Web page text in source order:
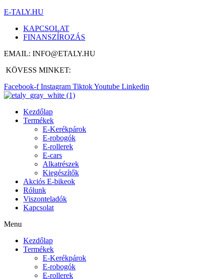
E-TALY.HU
KAPCSOLAT
FINANSZÍROZÁS
EMAIL: INFO@ETALY.HU
KÖVESS MINKET:
Facebook-f Instagram TiktokYoutube Linkedin
Kezdőlap
Termékek
E-Kerékpárok
E-robogók
E-rollerek
E-cars
Alkatrészek
Kiegészítők
Akciós E-bikeok
Rólunk
Viszonteladók
Kapcsolat
Menu
Kezdőlap
Termékek
E-Kerékpárok
E-robogók
E-rollerek